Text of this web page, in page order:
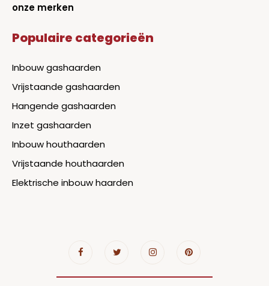
onze merken
Populaire categorieën
Inbouw gashaarden
Vrijstaande gashaarden
Hangende gashaarden
Inzet gashaarden
Inbouw houthaarden
Vrijstaande houthaarden
Elektrische inbouw haarden